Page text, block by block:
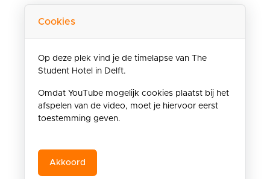
Cookies
Op deze plek vind je de timelapse van The
Student Hotel in Delft.
Omdat YouTube mogelijk cookies plaatst bij het
afspelen van de video, moet je hiervoor eerst
toestemming geven.